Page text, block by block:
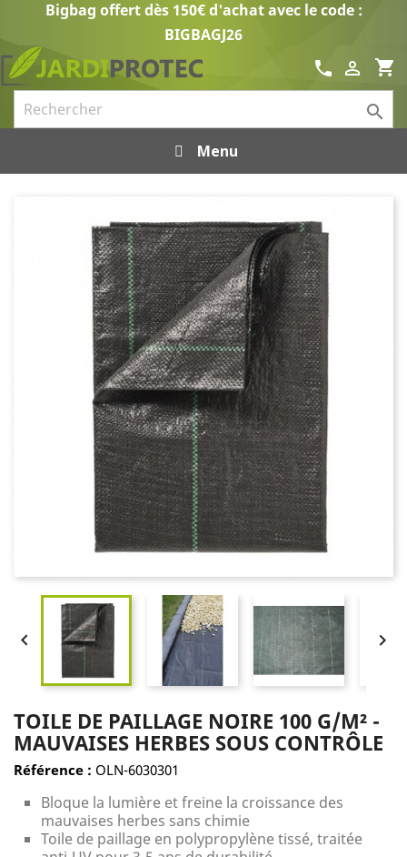
Bigbag offert dès 150€ d'achat avec le code :
BIGBAGJ26
shopping_cart

call

Menu
 
TOILE DE PAILLAGE NOIRE 100 G/M² -
MAUVAISES HERBES SOUS CONTRÔLE
Référence : OLN-6030301
Bloque la lumière et freine la croissance des
mauvaises herbes sans chimie
Toile de paillage en polypropylène tissé, traitée